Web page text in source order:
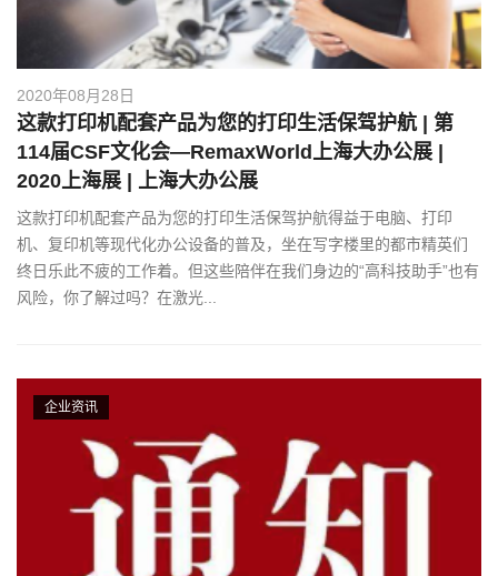
2020年08月28日
这款打印机配套产品为您的打印生活保驾护航 | 第
114届CSF文化会—RemaxWorld上海大办公展 |
2020上海展 | 上海大办公展
这款打印机配套产品为您的打印生活保驾护航得益于电脑、打印
机、复印机等现代化办公设备的普及，坐在写字楼里的都市精英们
终日乐此不疲的工作着。但这些陪伴在我们身边的“高科技助手”也有
风险，你了解过吗？在激光...
企业资讯